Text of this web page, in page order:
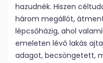
hazudnék. Hiszen
három megállót,
lépcsőházig, ahol
emeleten lévő lakás
adagot, becsöngetett,